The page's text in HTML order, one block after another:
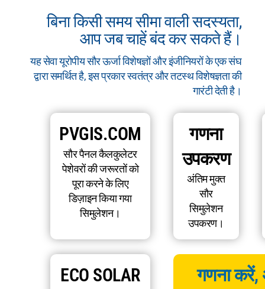
बिना किसी समय सीमा वाली सदस्यता,
आप जब चाहें बंद कर सकते हैं।
यह सेवा यूरोपीय सौर ऊर्जा विशेषज्ञों और इंजीनियरों के एक संघ
द्वारा समर्थित है, इस प्रकार स्वतंत्र और तटस्थ विशेषज्ञता की
गारंटी देती है।
PVGIS.COM
सौर पैनल कैलकुलेटर
पेशेवरों की जरूरतों को
पूरा करने के लिए
डिज़ाइन किया गया
सिमुलेशन।
गणना
उपकरण
अंतिम मुक्त
सौर
सिमुलेशन
उपकरण।
ECO SOLAR
गणना